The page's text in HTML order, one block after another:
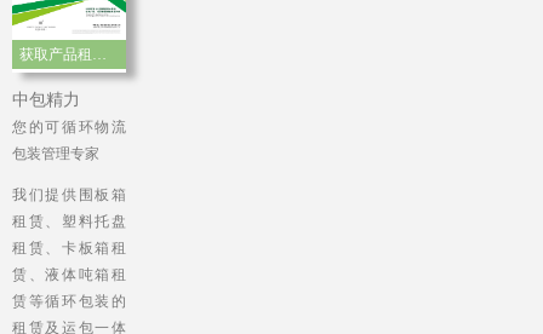
获取产品租赁手册
中包精力
您的可循环物流
包装管理专家
我们提供围板箱
租赁、塑料托盘
租赁、卡板箱租
赁、液体吨箱租
赁等循环包装的
租赁及运包一体